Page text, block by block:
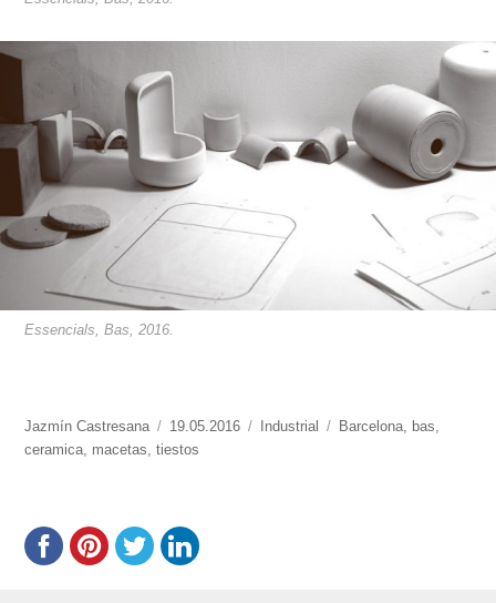
Essencials, Bas, 2016.
https://www.experimenta.es/author/jazmin-
castresana/
Jazmín Castresana
Publicado
el
19.05.2016 Categorías
Industrial Etiquetas
Barcelona bas
ceramica macetas ,tiestos